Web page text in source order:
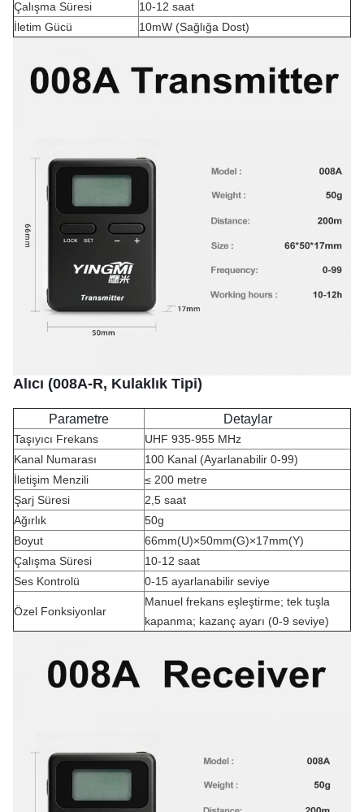
Çalışma Süresi
10-12 saat
İletim Gücü
10mW (Sağlığa Dost)
Alıcı (008A-R, Kulaklık Tipi)
Parametre Detaylar
Taşıyıcı Frekans
UHF 935-955 MHz
Kanal Numarası
100 Kanal (Ayarlanabilir 0-99)
İletişim Menzili
≤ 200 metre
Şarj Süresi
2,5 saat
Ağırlık
50g
Boyut
66mm(U)×50mm(G)×17mm(Y)
Çalışma Süresi
10-12 saat
Ses Kontrolü
0-15 ayarlanabilir seviye
Özel Fonksiyonlar
Manuel frekans eşleştirme; tek tuşla
kapanma; kazanç ayarı (0-9 seviye)